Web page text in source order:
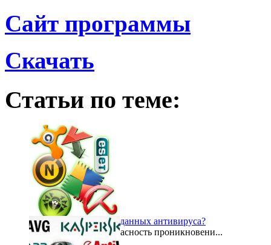
Сайт программы
Скачать
Статьи по теме:
Зачем обновлять базу данных антивируса?
В настоящее время опасность проникновени...